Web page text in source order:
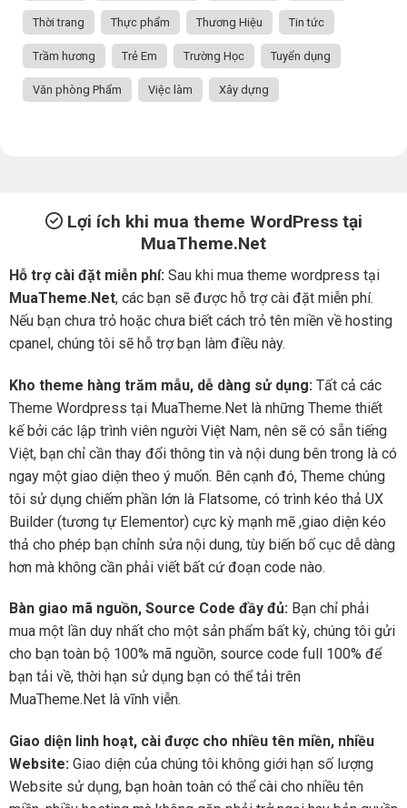
Thời trang Thực phẩm Thương Hiệu Tin tức
Trầm hương Trẻ Em Trường Học Tuyển dụng
Văn phòng Phẩm Việc làm Xây dựng
Lợi ích khi mua theme WordPress tại
MuaTheme.Net
Hỗ trợ cài đặt miễn phí: Sau khi mua theme wordpress tại
MuaTheme.Net, các bạn sẽ được hỗ trợ cài đặt miễn phí.
Nếu bạn chưa trỏ hoặc chưa biết cách trỏ tên miền về hosting
cpanel, chúng tôi sẽ hỗ trợ bạn làm điều này.
Kho theme hàng trăm mẫu, dễ dàng sử dụng: Tất cả các
Theme Wordpress tại MuaTheme.Net là những Theme thiết
kế bởi các lập trình viên người Việt Nam, nên sẽ có sẵn tiếng
Việt, bạn chỉ cần thay đổi thông tin và nội dung bên trong là có
ngay một giao diện theo ý muốn. Bên cạnh đó, Theme chúng
tôi sử dụng chiếm phần lớn là Flatsome, có trình kéo thả UX
Builder (tương tự Elementor) cực kỳ mạnh mẽ ,giao diện kéo
thả cho phép bạn chỉnh sửa nội dung, tùy biến bố cục dễ dàng
hơn mà không cần phải viết bất cứ đoạn code nào.
Bàn giao mã nguồn, Source Code đầy đủ: Bạn chỉ phải
mua một lần duy nhất cho một sản phẩm bất kỳ, chúng tôi gửi
cho bạn toàn bộ 100% mã nguồn, source code full 100% để
bạn tải về, thời hạn sử dụng bạn có thể tải trên
MuaTheme.Net là vĩnh viễn.
Giao diện linh hoạt, cài được cho nhiều tên miền, nhiều
Website: Giao diện của chúng tôi không giới hạn số lượng
Website sử dụng, bạn hoàn toàn có thể cài cho nhiều tên